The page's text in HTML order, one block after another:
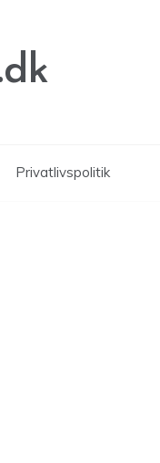
Privatlivspolitik